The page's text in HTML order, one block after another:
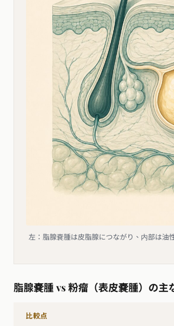
左：脂腺嚢腫は皮脂腺につながり、内部は
脂腺嚢腫 vs 粉瘤（表皮嚢腫）の主
比較点